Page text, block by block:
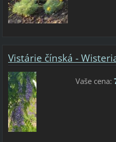
Vistárie čínská -
Vaše cena: